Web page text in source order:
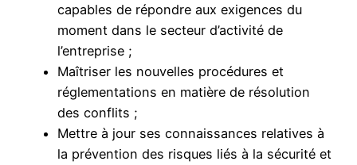
capables de répondre aux exigences du
moment dans le secteur d’activité de
l’entreprise ;
Maîtriser les nouvelles procédures et
réglementations en matière de résolution
des conflits ;
Mettre à jour ses connaissances relatives à
la prévention des risques liés à la sécurité et